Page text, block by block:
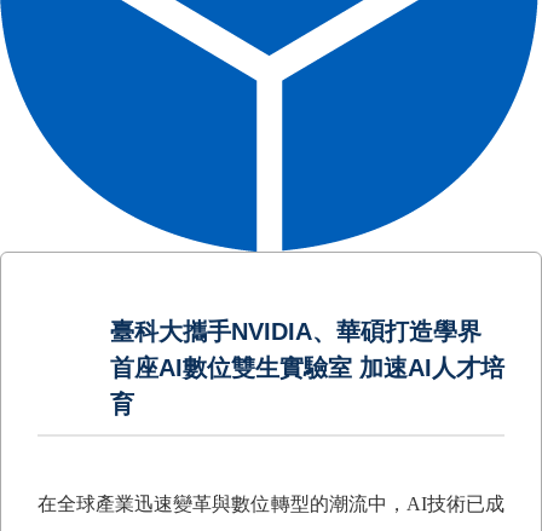
臺科大攜手NVIDIA、華碩打造學界
首座AI數位雙生實驗室 加速AI人才培
育
在全球產業迅速變革與數位轉型的潮流中， AI技術已成